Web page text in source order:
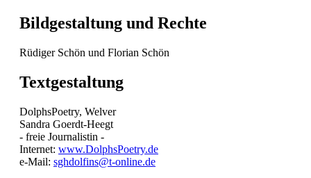
Bildgestaltung und Rechte
Rüdiger Schön und Florian Schön
Textgestaltung
DolphsPoetry, Welver
Sandra Goerdt-Heegt
- freie Journalistin -
Internet: www.DolphsPoetry.de
e-Mail: sghdolfins@t-online.de